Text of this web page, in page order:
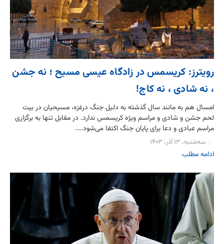
رویترز: کریسمس در زادگاه عیسی مسیح ؛ نه جشن
، نه شادی ، نه کاج!
امسال هم به مانند سال گذشته به دلیل جنگ درغزه، مسیحیان در بیت
لحم جشن و شادی و مراسم ویژه کریسمس ندارد. در مقابل تنها به برگزاری
مراسم عبادی و دعا برای پایان جنگ اکتفا می‌شود....
سه‌شنبه، ۱۳ آذر، ۱۴۰۳
ادامه مطلب